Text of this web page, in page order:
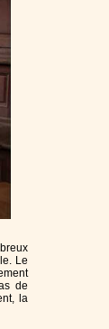
Le
de
la